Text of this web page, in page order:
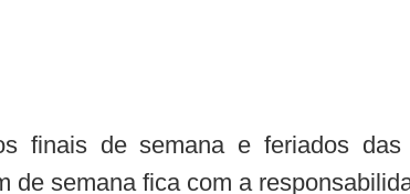
finais de semana e feriados
de semana fica com a